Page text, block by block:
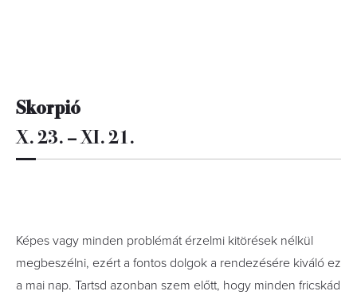
Skorpió
X. 23. – XI. 21.
Képes vagy minden problémát érzelmi kitörések nélkül
megbeszélni, ezért a fontos dolgok a rendezésére kiváló ez
a mai nap. Tartsd azonban szem előtt, hogy minden fricskád